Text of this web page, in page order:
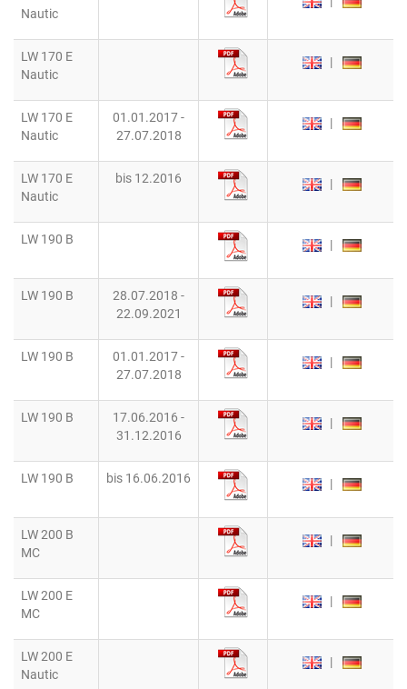
Nautic
LW 170 E
Nautic
|
LW 170 E
Nautic
01.01.2017 -
27.07.2018
|
LW 170 E
Nautic
bis 12.2016 |
LW 190 B |
LW 190 B
28.07.2018 -
22.09.2021
|
LW 190 B
01.01.2017 -
27.07.2018
|
LW 190 B
17.06.2016 -
31.12.2016
|
LW 190 B bis 16.06.2016 |
LW 200 B
MC
|
LW 200 E
MC
|
LW 200 E
Nautic
|